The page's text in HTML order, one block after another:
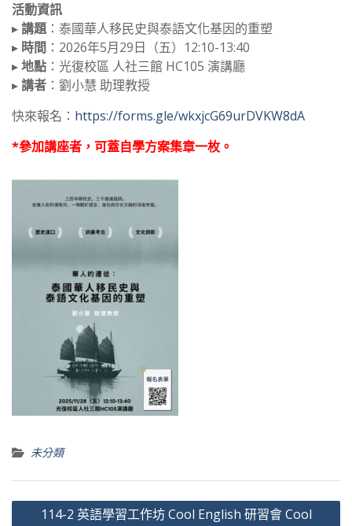
活動資訊
▸講題：泰國華人移民史與泰語文化基因的重塑
▸ 時間 ：2026年5月29日（五）12:10-13:40
▸地點 ：光復校區 人社三館 HC105 演講廳
▸講者 ：劉小慧 助理教授
快來報名： https://forms.gle/wkxjcG69urDVKW8dA
*參加講座者，可蓋自學方案集章一枚。
未分類
文
114-2 英語學習工作坊 Cool English 研習會 Cool